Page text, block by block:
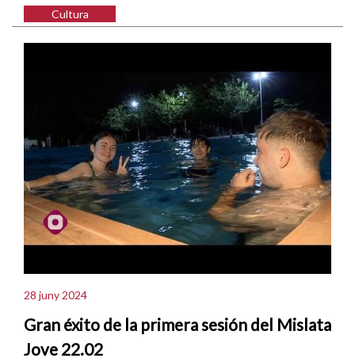
Cultura
28 juny 2024
Gran éxito de la primera sesión del Mislata
Jove 22.02